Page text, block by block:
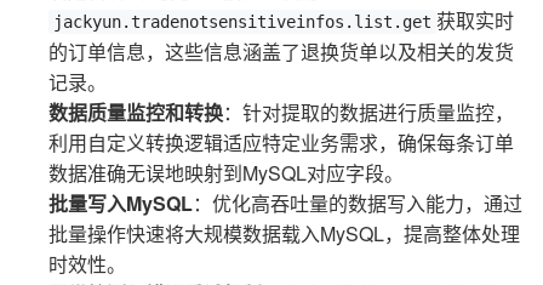
jackyun.tradenotsensitiveinfos.list.get 获取实时
的订单信息，这些信息涵盖了退换货单以及相关的发货
记录。
数据质量监控和转换：针对提取的数据进行质量监控，
利用自定义转换逻辑适应特定业务需求，确保每条订单
数据准确无误地映射到MySQL对应字段。
批量写入MySQL：优化高吞吐量的数据写入能力，通过
批量操作快速将大规模数据载入MySQL，提高整体处理
时效性。